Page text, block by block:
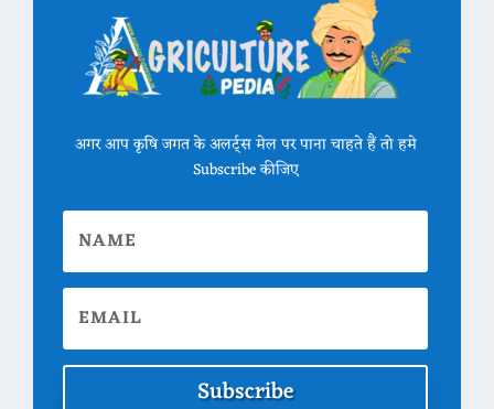
अगर आप कृषि जगत के अलर्ट्स मेल पर पाना चाहते हैं तो हमे
Subscribe कीजिए
Subscribe